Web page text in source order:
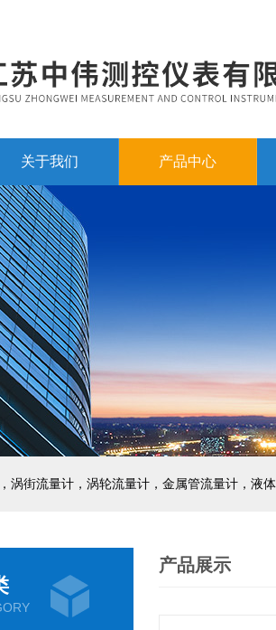
关于我们 产品中心
涡街流量计，涡轮流量计，金属管流量计，液
产品展示